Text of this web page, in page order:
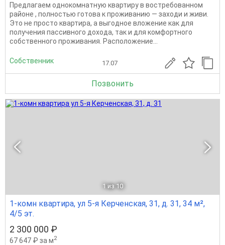
Предлагаем однокомнатную квартиру в востребованном
районе , полностью готова к проживанию — заходи и живи.
Это не просто квартира, а выгодное вложение как для
получения пассивного дохода, так и для комфортного
собственного проживания. Расположение...
Собственник 17.07
Позвонить
1 из 10
1-комн квартира, ул 5-я Керченская, 31, д. 31, 34 м²,
4/5 эт.
2 300 000 ₽
67 647 ₽ за м2